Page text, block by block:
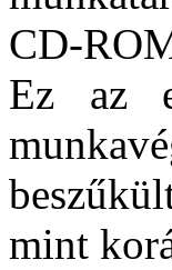
CD-
Ez az
mint